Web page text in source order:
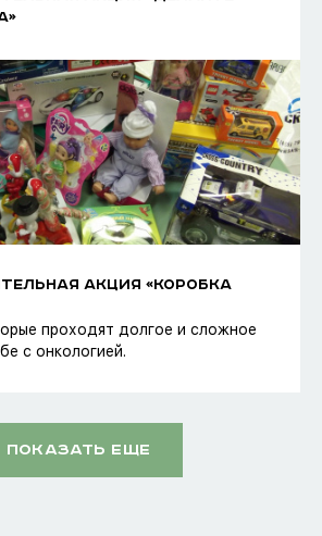
АКЦИЯ «КОРОБКА
проходят долгое и сложное
с онкологией.
Показать еще